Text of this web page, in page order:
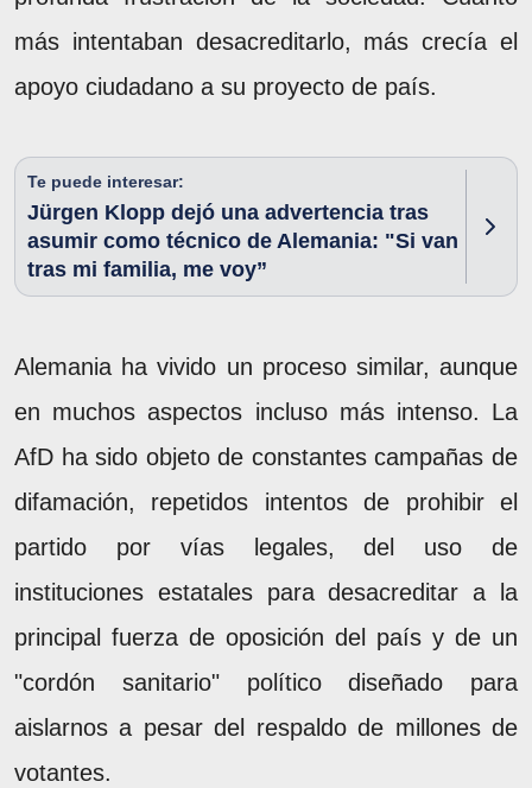
más intentaban desacreditarlo, más crecía el
apoyo ciudadano a su proyecto de país.
Te puede interesar:
Jürgen Klopp dejó una advertencia tras
asumir como técnico de Alemania: "Si van
tras mi familia, me voy”
Alemania ha vivido un proceso similar, aunque
en muchos aspectos incluso más intenso. La
AfD ha sido objeto de constantes campañas de
difamación, repetidos intentos de prohibir el
partido por vías legales, del uso de
instituciones estatales para desacreditar a la
principal fuerza de oposición del país y de un
"cordón sanitario" político diseñado para
aislarnos a pesar del respaldo de millones de
votantes.